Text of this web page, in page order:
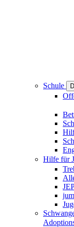
Schule
Hilfe für